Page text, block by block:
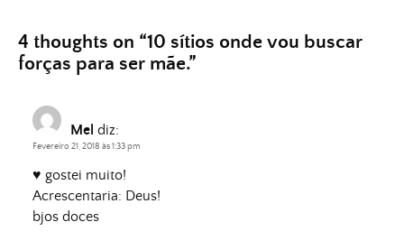
4 thoughts on “10 sítios onde vou buscar
forças para ser mãe.”
Mel diz:
Fevereiro 21, 2018 às 1:33 pm
♥ gostei muito!
Acrescentaria: Deus!
bjos doces